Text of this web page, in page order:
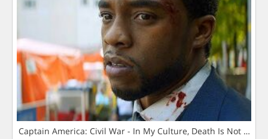
Captain America: Civil War - In My Culture, Death Is Not The